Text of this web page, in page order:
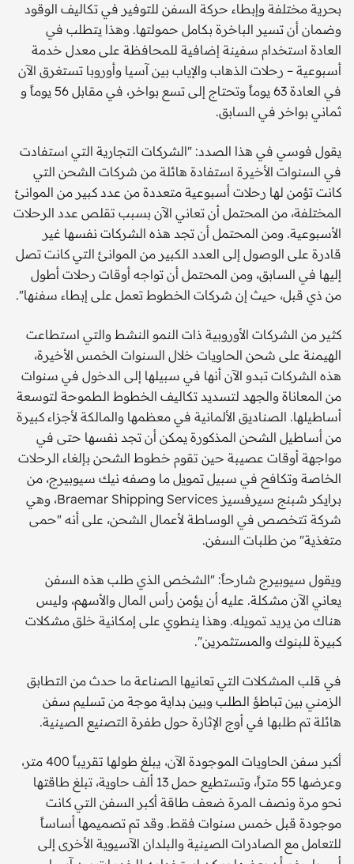
بحرية مختلفة وإبطاء حركة السفن للتوفير في تكاليف الوقود
وضمان أن تسير الباخرة بكامل حمولتها. وهذا يتطلب في
العادة استخدام سفينة إضافية للمحافظة على معدل خدمة
أسبوعية – رحلات الذهاب والإياب بين آسيا وأوروبا تستغرق الآن
في العادة 63 يوماً وتحتاج إلى تسع بواخر، في مقابل 56 يوماً و
ثماني بواخر في السابق.
يقول فوسي في هذا الصدد: "الشركات التجارية التي استفادت
في السنوات الأخيرة استفادة هائلة من شركات الشحن التي
كانت تؤمن لها رحلات أسبوعية متعددة من عدد كبير من الموانئ
المختلفة، من المحتمل أن تعاني الآن بسبب تقلص عدد الرحلات
الأسبوعية. ومن المحتمل أن تجد هذه الشركات نفسها غير
قادرة على الوصول إلى العدد الكبير من الموانئ التي كانت تصل
إليها في السابق، ومن المحتمل أن تواجه أوقات رحلات أطول
من ذي قبل، حيث إن شركات الخطوط تعمل على إبطاء سفنها".
كثير من الشركات الأوروبية ذات النمو النشط والتي استطاعت
الهيمنة على شحن الحاويات خلال السنوات الخمس الأخيرة،
هذه الشركات تبدو الآن أنها في سبيلها إلى الدخول في سنوات
من المعاناة والجهد لتسديد تكاليف الخطوط الطموحة لتوسعة
أساطيلها. الصناديق الألمانية في معظمها والمالكة لأجزاء كبيرة
من أساطيل الشحن المذكورة يمكن أن تجد نفسها حتى في
مواجهة أوقات عصيبة حين تقوم خطوط الشحن بإلغاء الرحلات
الخاصة وتكافح في سبيل تمويل ما وصفه نيك سيوبيرج، من
برايكر شبنج سيرفسيز Braemar Shipping Services، وهي
شركة تتخصص في الوساطة لأعمال الشحن، على أنه "حمى
متغذية" من طلبات السفن.
ويقول سيوبيرج شارحاً: "الشخص الذي طلب هذه السفن
يعاني الآن مشكلة. عليه أن يؤمن رأس المال والأسهم، وليس
هناك من يريد تمويله. وهذا ينطوي على إمكانية خلق مشكلات
كبيرة للبنوك والمستثمرين".
في قلب المشكلات التي تعانيها الصناعة ما حدث من التطابق
الزمني بين تباطؤ الطلب وبين بداية موجة من تسليم سفن
هائلة تم طلبها في أوج الإثارة حول طفرة التصنيع الصينية.
أكبر سفن الحاويات الموجودة الآن، يبلغ طولها تقريباً 400 متر،
وعرضها 55 متراً، وتستطيع حمل 13 ألف حاوية، تبلغ طاقتها
نحو مرة ونصف المرة ضعف طاقة أكبر السفن التي كانت
موجودة قبل خمس سنوات فقط. وقد تم تصميمها أساساً
للتعامل مع الصادرات الصينية والبلدان الآسيوية الأخرى إلى